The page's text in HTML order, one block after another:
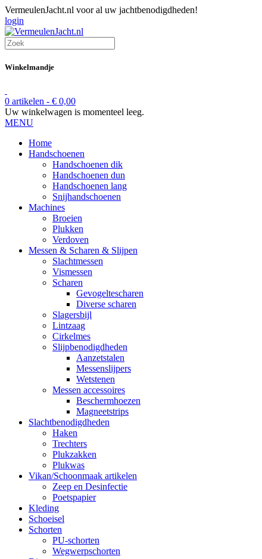
VermeulenJacht.nl voor al uw jachtbenodigdheden!
login
Winkelmandje
0 artikelen - € 0,00
Uw winkelwagen is momenteel leeg.
MENU
Home
Handschoenen
Handschoenen dik
Handschoenen dun
Handschoenen lang
Snijhandschoenen
Machines
Broeien
Plukken
Verdoven
Messen & Scharen & Slijpen
Slachtmessen
Vismessen
Scharen
Gevogeltescharen
Diverse scharen
Slagersbijl
Lintzaag
Cirkelmes
Slijpbenodigdheden
Aanzetstalen
Messenslijpers
Wetstenen
Messen accessoires
Beschermhoezen
Magneetstrips
Slachtbenodigdheden
Haken
Trechters
Plukzakken
Plukwas
Vikan/Schoonmaak artikelen
Zeep en Desinfectie
Poetspapier
Kleding
Schoeisel
Schorten
PU-schorten
Wegwerpschorten